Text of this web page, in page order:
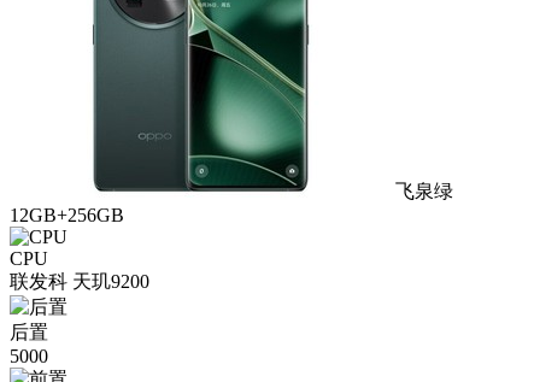
飞泉绿
12GB+256GB
CPU
联发科 天玑9200
后置
5000